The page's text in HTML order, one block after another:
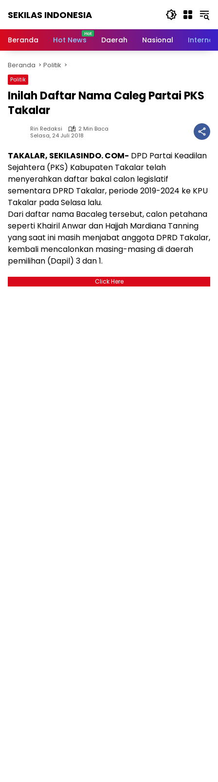
SEKILAS INDONESIA
Terkini,
Latest
World,
Headlines,
News
Today
Beranda Hot News Daerah Nasional
Beranda Politik
Politik
Inilah Daftar Nama Caleg Partai PKS
Takalar
Rin Redaksi
2 Min Baca
Selasa, 24 Juli 2018
TAKALAR, SEKILASINDO. COM- DPD Partai Keadilan
Sejahtera (PKS) Kabupaten Takalar telah
menyerahkan daftar bakal calon legislatif
sementara DPRD Takalar, periode 2019-2024 ke KPU
Takalar pada Selasa lalu.
Dari daftar nama Bacaleg tersebut, calon petahana
seperti Khairil Anwar dan Hajjah Mardiana Tanning
yang saat ini masih menjabat anggota DPRD Takalar,
kembali mencalonkan masing-masing di daerah
pemilihan (Dapil) 3 dan 1.
Click Here